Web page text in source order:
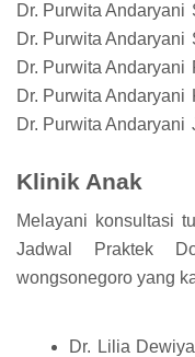
Dr. Purwita Andaryani
Dr. Purwita Andaryani
Dr. Purwita Andaryani
Dr. Purwita Andaryani
Dr. Purwita Andaryani
Klinik Anak
Melayani konsultasi
Jadwal Praktek
wongsonegoro yang
Dr. Lilia